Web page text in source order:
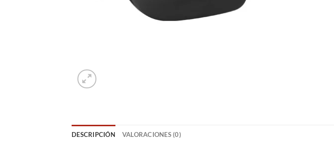
DESCRIPCIÓN VALORACIONES (0)